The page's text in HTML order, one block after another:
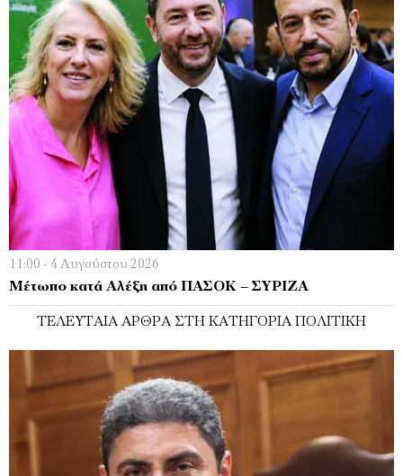
11:00 - 4 Αυγούστου 2026
Μέτωπο κατά Αλέξη από ΠΑΣΟΚ – ΣΥΡΙΖΑ
ΤΕΛΕΥΤΑΊΑ ΆΡΘΡΑ ΣΤΗ ΚΑΤΗΓΟΡΊΑ ΠΟΛΙΤΙΚΉ